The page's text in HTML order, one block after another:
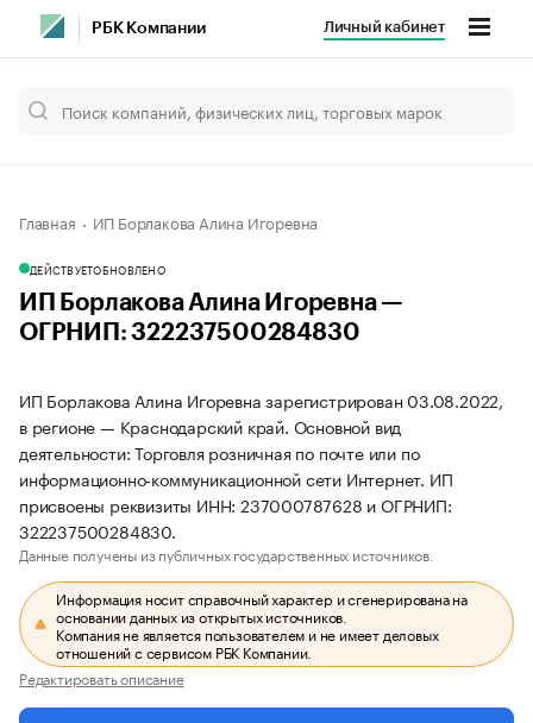
РБК Компании Личный кабинет
Главная ИП Борлакова Алина Игоревна
ДЕЙСТВУЕТОБНОВЛЕНО
ИП Борлакова Алина Игоревна —
ОГРНИП: 322237500284830
ИП Борлакова Алина Игоревна зарегистрирован 03.08.2022,
в регионе — Краснодарский край. Основной вид
деятельности: Торговля розничная по почте или по
информационно-коммуникационной сети Интернет. ИП
присвоены реквизиты ИНН: 237000787628 и ОГРНИП:
322237500284830.
Данные получены из публичных государственных источников.
Информация носит справочный характер и сгенерирована на
основании данных из открытых источников.
Компания не является пользователем и не имеет деловых
отношений с сервисом РБК Компании.
Редактировать описание